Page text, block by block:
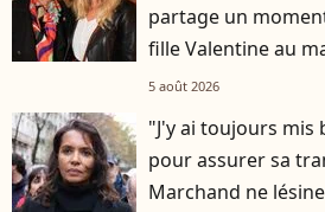
partage un
fille Valentine au
5 août 2026
"J'y ai toujours mis
pour assurer sa
Marchand ne